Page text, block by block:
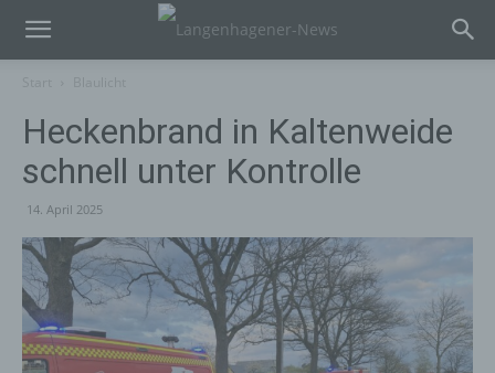
Heckenbrand in Kaltenweide
schnell unter Kontrolle
14. April 2025